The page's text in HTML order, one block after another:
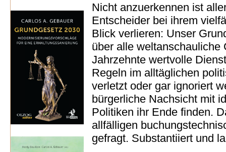
Nicht anzuerkennen ist
Entscheider bei ihrem
Blick verlieren: Unser
über alle weltanschauliche
Jahrzehnte wertvolle
Regeln im alltäglichen
verletzt oder gar ignoriert
bürgerliche Nachsicht mit
Politiken ihr Ende finden.
allfälligen
gefragt. Substantiiert und